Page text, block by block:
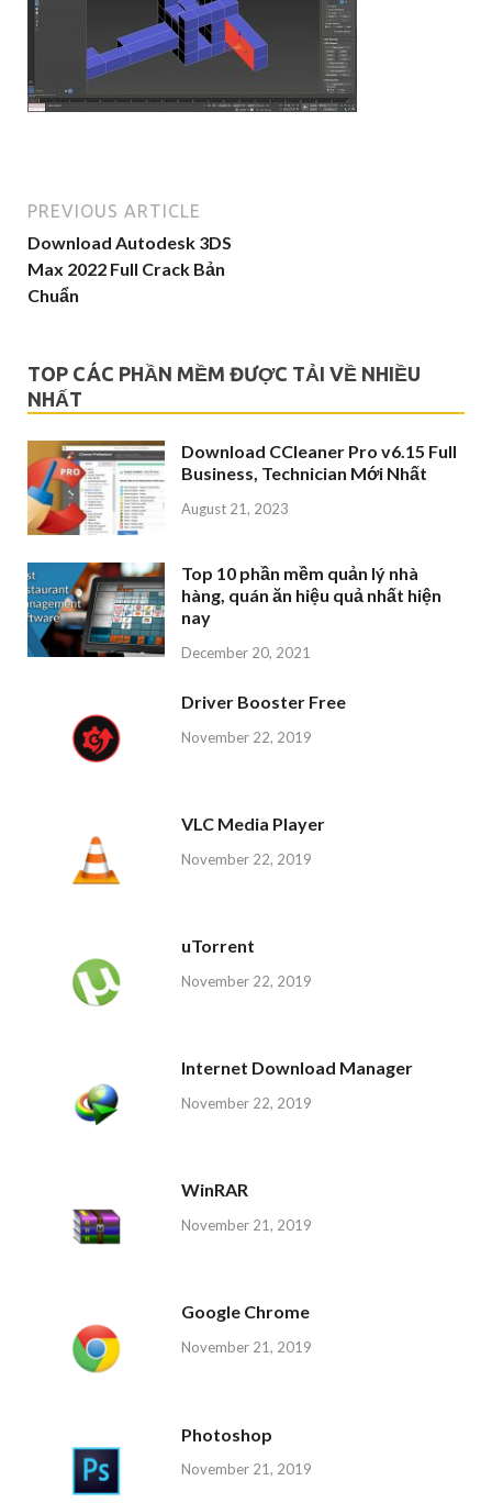
PREVIOUS ARTICLE
Download Autodesk 3DS
Max 2022 Full Crack Bản
Chuẩn
TOP CÁC PHẦN MỀM ĐƯỢC TẢI VỀ NHIỀU
NHẤT
Download CCleaner Pro v6.15 Full
Business, Technician Mới Nhất
August 21, 2023
Top 10 phần mềm quản lý nhà
hàng, quán ăn hiệu quả nhất hiện
nay
December 20, 2021
Driver Booster Free
November 22, 2019
VLC Media Player
November 22, 2019
uTorrent
November 22, 2019
Internet Download Manager
November 22, 2019
WinRAR
November 21, 2019
Google Chrome
November 21, 2019
Photoshop
November 21, 2019